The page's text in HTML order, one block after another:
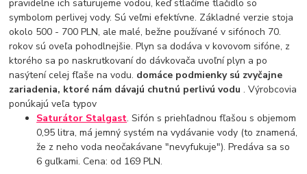
pravidelne ich saturujeme vodou, keď stlačíme tlačidlo so
symbolom perlivej vody. Sú veľmi efektívne. Základné verzie stoja
okolo 500 - 700 PLN, ale malé, bežne používané v sifónoch 70.
rokov sú oveľa pohodlnejšie. Plyn sa dodáva v kovovom sifóne, z
ktorého sa po naskrutkovaní do dávkovača uvoľní plyn a po
nasýtení celej fľaše na vodu. domáce podmienky sú zvyčajne
zariadenia, ktoré nám dávajú chutnú perlivú vodu. Výrobcovia
ponúkajú veľa typov
Saturátor Stalgast. Sifón s priehľadnou fľašou s objemom
0,95 litra, má jemný systém na vydávanie vody (to znamená,
že z neho voda neočakávane "nevyfukuje"). Predáva sa so
6 guľkami. Cena: od 169 PLN.